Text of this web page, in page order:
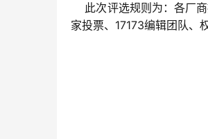
此次评选规则为：各厂
家投票、17173编辑团队、